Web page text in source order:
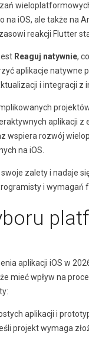
na iOS, ale także na
reakcji Flutter
Reaguj natywnie,
aplikacje natywne
i integracji z
aplikacji
wspiera rozwój
na iOS.
zalety i nadaje
i wymagań
aplikacji iOS w
mieć wpływ na
aplikacji i
projekt wymaga